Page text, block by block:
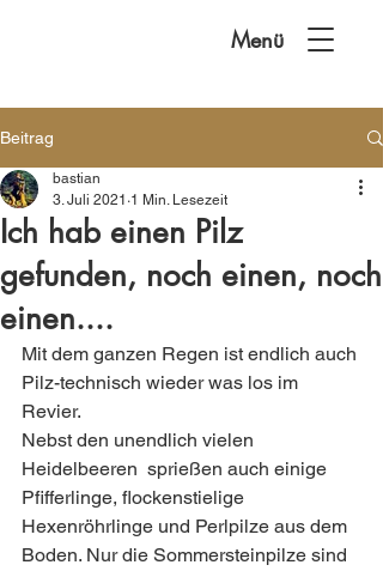
Menü
Beitrag
Ich hab einen Pilz
gefunden, noch einen, noch
einen....
bastian
3. Juli 2021 1 Min. Lesezeit
Mit dem ganzen Regen ist endlich auch
Pilz-technisch wieder was los im
Revier.
Nebst den unendlich vielen
Heidelbeeren  sprießen auch einige
Pfifferlinge, flockenstielige
Hexenröhrlinge und Perlpilze aus dem
Boden. Nur die Sommersteinpilze sind